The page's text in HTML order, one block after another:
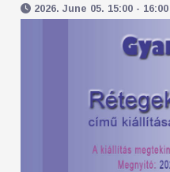
2026. June 05. 15:00 - 16:00